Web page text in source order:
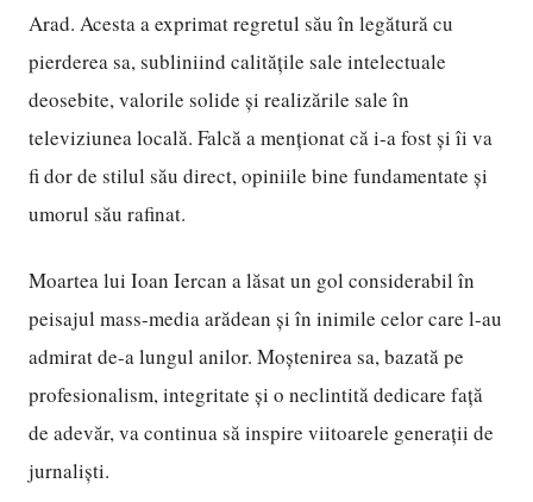
Arad. Acesta a exprimat regretul său în legătură cu
pierderea sa, subliniind calitățile sale intelectuale
deosebite, valorile solide și realizările sale în
televiziunea locală. Falcă a menționat că i-a fost și îi va
fi dor de stilul său direct, opiniile bine fundamentate și
umorul său rafinat.
Moartea lui Ioan Iercan a lăsat un gol considerabil în
peisajul mass-media arădean și în inimile celor care l-au
admirat de-a lungul anilor. Moștenirea sa, bazată pe
profesionalism, integritate și o neclintită dedicare față
de adevăr, va continua să inspire viitoarele generații de
jurnaliști.